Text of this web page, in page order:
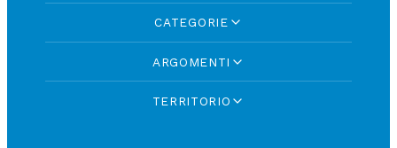
CATEGORIE
ARGOMENTI
TERRITORIO